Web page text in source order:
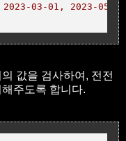
03-01, 2023-05-
값을 검사하여, 전전
주도록 합니다.